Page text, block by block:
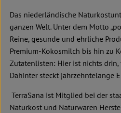
Das niederländische
ganzen Welt. Unter dem Motto
Reine, gesunde und ehrliche
Premium-Kokosmilch bis hin zu
Zutatenlisten: Hier ist nichts
Dahinter steckt jahrzehntelange
TerraSana ist Mitglied bei der
Naturkost und Naturwaren